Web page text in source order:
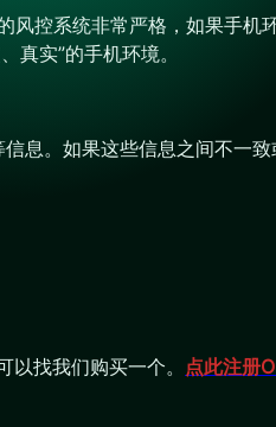
控系统非常严格，如果手机
真实”的手机环境。
息。如果这些信息之间不一
找我们购买一个。 点此注册